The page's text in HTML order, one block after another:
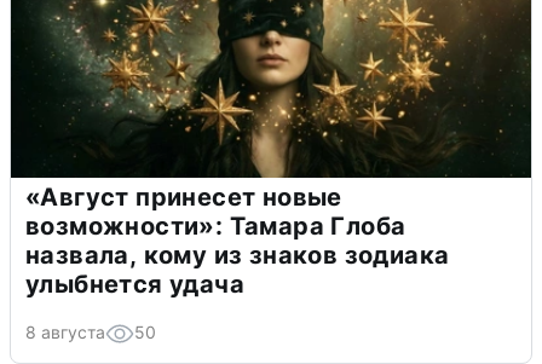
«Август принесет новые
возможности»: Тамара Глоба
назвала, кому из знаков зодиака
улыбнется удача
8 августа 50